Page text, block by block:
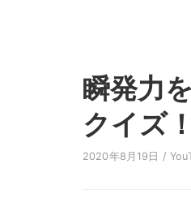
瞬発力
クイズ！
2020年8月19日 /